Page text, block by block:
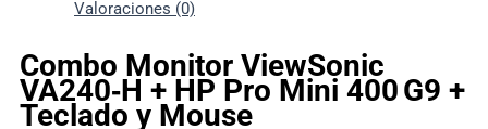
Valoraciones (0)
Combo Monitor ViewSonic
VA240‑H + HP Pro Mini 400 G9 +
Teclado y Mouse